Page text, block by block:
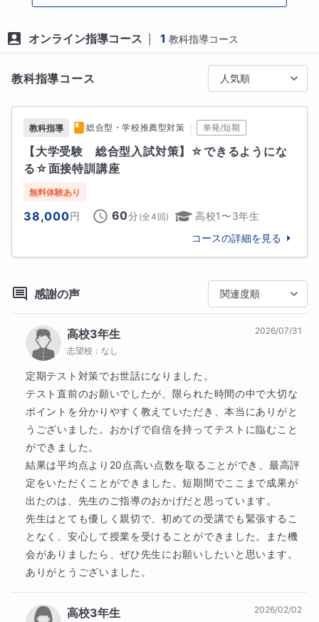
い、オンライン授業のスペシャリストとして、マナリ
ンクとマナリンク以外でも数多くの指導経験と、成績
アップ・合格実績を積み上げ続けております。
に磨きをかけ、精進し、ともに成長し、皆様のお力に
なれますよう尽力してまいります。
私の授業は今後も常に進化を続けます。
【個別指導への特化】
『生徒一人一人に合った指導ができる』
それが個別指導の大変大きなメリットだと実感し、集
団ではなく個別での指導を続けています。
学校や塾などの集団授業の中でよくわからなかったと
ころを、ピンポイントでじっくりと解説し理解させ、
効率よく学習指導を進めることにより、成績アップに
つなげることができています。
【人を助けたいという思い】
『人の役に立てる仕事がしたい』
私はその気持ちが強く、学習指導を通して困っている
人を助けたり、夢や目標の実現のサポートをしたりで
きる、専業講師の道を進むことを決意しました。
し）】
毎回の授業の最後に、次回授業までの自主学習スケジ
ュールを作成いたします。
状況に応じて最善な計画を考え、分量などを相談しな
がら、日割りで参考書やそのページ・内容を組み立て
て指示し、オンライン授業の時間以外での自主学習を
効率的かつ円滑に進められるようサポートいたしま
す。
作成したスケジュール表は毎回の授業報告でPDFファ
「何を勉強していいかわからない…」
「どこを復習するかわからない…」
「授業の日以外の過ごし方がわからない…」
などの悩み・不安を解消し、能率的な自主学習が可能
となり、実力強化につなげていくことができます。
また、何か疑問点や不安がありましたら、いつでもチ
ャットでご相談ください。
私が対応・アドバイスしてまいりますので、ご安心く
ださい。
授業時間だけではなく、毎日常に寄り添った指導・サ
オンライン指導コース 1 教科指導コース
教科指導コース 人気順
教科指導 総合型・学校推薦型対策 単発/短期
【大学受験　総合型入試対策】☆できるようにな
る☆面接特訓講座
無料体験あり
38,000円 60分 (全4 回)
高校1〜3年生
コースの詳細を見る
感謝の声 関連度順
高校3年生
志望校： なし
2026/07/31
定期テスト対策でお世話になりました。
テスト直前のお願いでしたが、限られた時間の中で大切な
ポイントを分かりやすく教えていただき、本当にありがと
うございました。おかげで自信を持ってテストに臨むこと
ができました。
結果は平均点より20点高い点数を取ることができ、最高評
定をいただくことができました。短期間でここまで成果が
出たのは、先生のご指導のおかげだと思っています。
先生はとても優しく親切で、初めての受講でも緊張するこ
となく、安心して授業を受けることができました。また機
会がありましたら、ぜひ先生にお願いしたいと思います。
ありがとうございました。
高校3年生 2026/02/02